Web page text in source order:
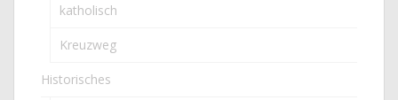
katholisch
Kreuzweg
Historisches